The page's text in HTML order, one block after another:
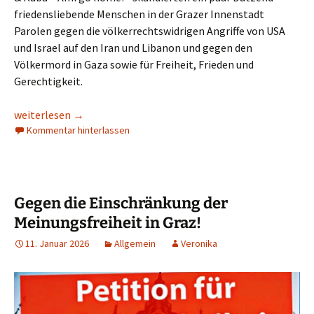
friedensliebende Menschen in der Grazer Innenstadt
Parolen gegen die völkerrechtswidrigen Angriffe von USA
und Israel auf den Iran und Libanon und gegen den
Völkermord in Gaza sowie für Freiheit, Frieden und
Gerechtigkeit.
Friedensdemonstration in Graz am 14.3.2026
weiterlesen →
Kommentar hinterlassen
Gegen die Einschränkung der
Meinungsfreiheit in Graz!
11. Januar 2026 Allgemein Veronika